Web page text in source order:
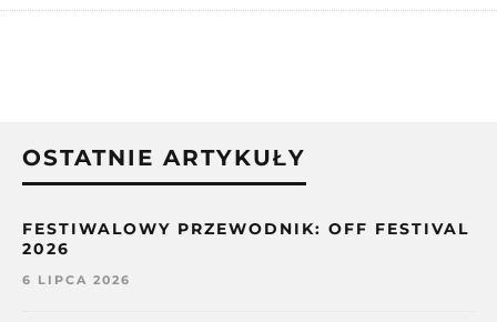
OSTATNIE ARTYKUŁY
FESTIWALOWY PRZEWODNIK: OFF FESTIVAL
2026
6 LIPCA 2026